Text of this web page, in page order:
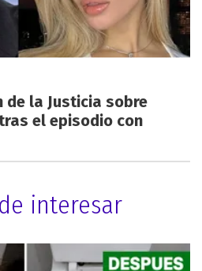
de la Justicia sobre
el episodio con
interesar